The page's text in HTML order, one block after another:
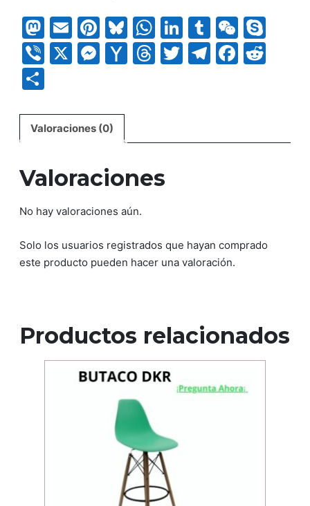
Mastodon
EmailPinterest
Bluesky
WhatsApp
LinkedIn
Tumblr
Viber
X Messenger
Yahoo
Threads
Twitter
Telegram
Valoraciones (0)
Valoraciones
No hay valoraciones aún.
Solo los usuarios registrados que hayan comprado
este producto pueden hacer una valoración.
Productos relacionados